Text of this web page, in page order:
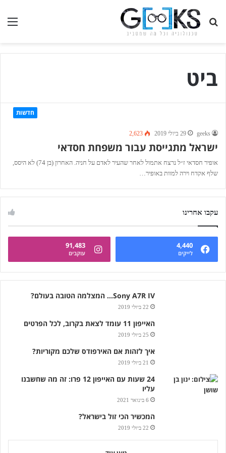
חיפוש
בגיקס...
ביט
חדשות
geeks 29 ביולי 2019 2,623
ישראל מתגייסת עבור משפחת חסדאי
אופיר חסדאי ז״ל נרצח אתמול לאחר שהעיר לאדם על חניה. האחרון (בן 74) לא היסס,
שלף אקדח וירה למוות באופיר…
עקבו אחרינו
4,440
לייקים
91,483
עוקבים
Sony A7R IV… המצלמה הטובה בעולם?
22 ביולי 2019
האייפון 11 עומד לצאת בקרוב, לכל הפרטים
25 ביולי 2019
איך לזהות אם האירפודס שלכם מקוריות?
21 ביולי 2019
24 שעות עם האייפון 12 פרו: זה מה שחשבנו
עליו
6 בינואר 2021
המכשיר הכי זול בישראל?
22 ביולי 2019